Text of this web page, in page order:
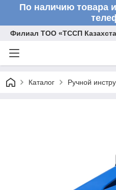
По наличию товара
Филиал ТОО «ТССП
Каталог Ручной